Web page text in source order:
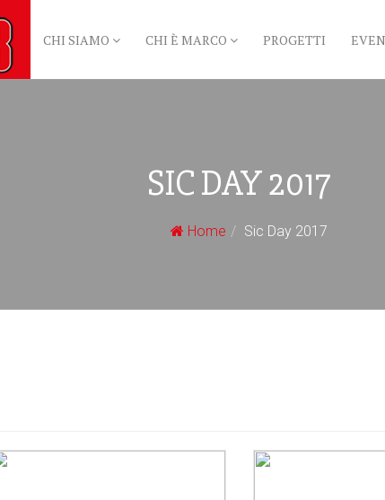
CHI SIAMO CHI È MARCO PROGETTI
SIC DAY 2017
Home Sic Day 2017